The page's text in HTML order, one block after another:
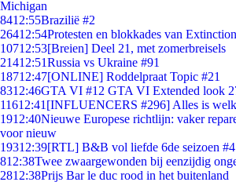
Michigan
8412:55Brazilië #2
26412:54Protesten en blokkades van
10712:53[Breien] Deel 21, met zomerbreisels
21412:51Russia vs Ukraine #91
18712:47[ONLINE] Roddelpraat Topic #21
8312:46GTA VI #12 GTA VI Extended look
11612:41 [INFLUENCERS #296] Alles is
1912:40Nieuwe Europese richtlijn: vaker
voor nieuw
19312:39[RTL] B&B vol liefde 6de seizoen #4
812:38Twee zwaargewonden bij eenzijdig
2812:38Prijs Bar le duc rood in het buitenland